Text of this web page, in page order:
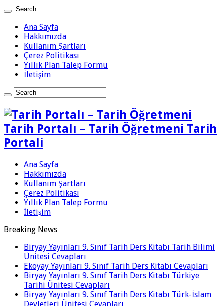
Ana Sayfa
Hakkımızda
Kullanım Şartları
Çerez Politikası
Yıllık Plan Talep Formu
İletişim
Tarih Portalı – Tarih Öğretmeni Tarih
Portali
Ana Sayfa
Hakkımızda
Kullanım Şartları
Çerez Politikası
Yıllık Plan Talep Formu
İletişim
Breaking News
Biryay Yayınları 9. Sınıf Tarih Ders Kitabı Tarih Bilimi
Ünitesi Cevapları
Ekoyay Yayınları 9. Sınıf Tarih Ders Kitabı Cevapları
Biryay Yayınları 9. Sınıf Tarih Ders Kitabı Türkiye
Tarihi Ünitesi Cevapları
Biryay Yayınları 9. Sınıf Tarih Ders Kitabı Türk-İslam